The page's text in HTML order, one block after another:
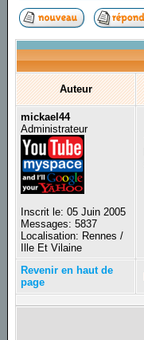
Auteur
mickael44
Administrateur
Inscrit le: 05 Juin 2005
Messages: 5837
Localisation: Rennes /
Ille Et Vilaine
Revenir en haut de
page